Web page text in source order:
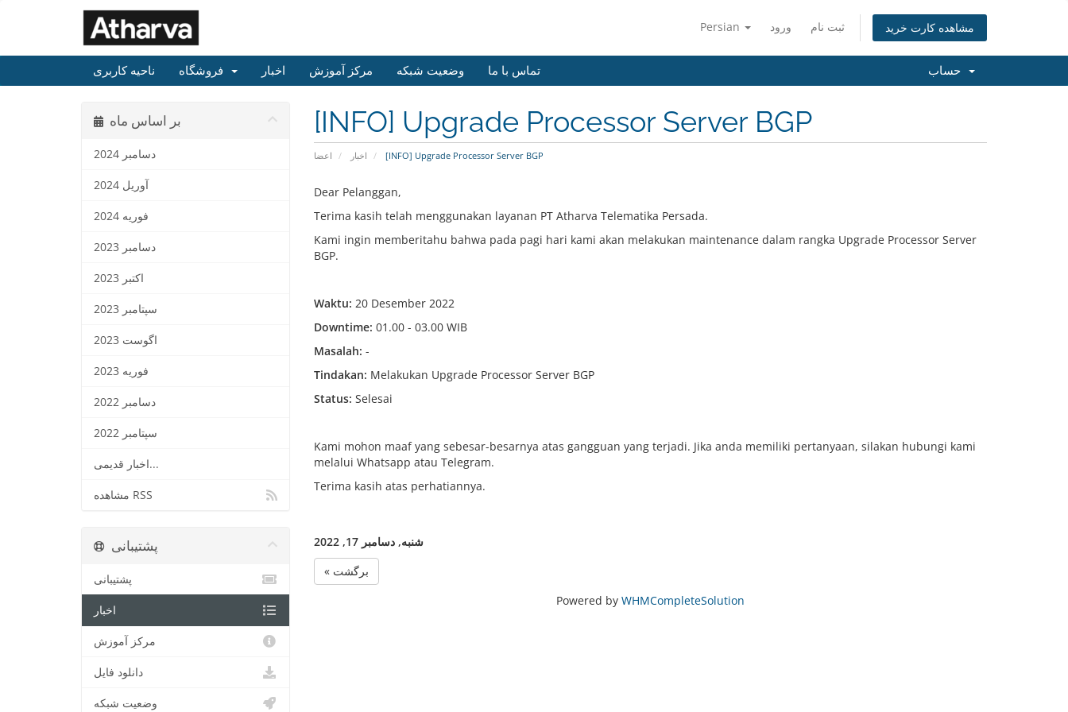
Persian ورود ثبت نام مشاهده کارت خرید
ناحیه کاربری اخبار مرکز آموزش وضعیت شبکه تماس با ما
[INFO] Upgrade Processor Server BGP
اعضا اخبار [INFO] Upgrade Processor Server BGP
بر اساس ماه
دسامبر 2024
آوریل 2024
فوریه 2024
دسامبر 2023
اکتبر 2023
سپتامبر 2023
اگوست 2023
فوریه 2023
دسامبر 2022
سپتامبر 2022
اخبار قدیمی...
مشاهده RSS
Dear Pelanggan,
Terima kasih telah menggunakan layanan PT Atharva Telematika Persada.
Kami ingin memberitahu bahwa pada pagi hari kami akan melakukan maintenance dalam rangka Upgrade Processor Server
BGP.
Waktu: 20 Desember 2022
Downtime: 01.00 - 03.00 WIB
Masalah: -
Tindakan: Melakukan Upgrade Processor Server BGP
Status: Selesai
Kami mohon maaf yang sebesar-besarnya atas gangguan yang terjadi. Jika anda memiliki pertanyaan, silakan hubungi kami
melalui Whatsapp atau Telegram.
Terima kasih atas perhatiannya.
شنبه, دسامبر 17, 2022
« برگشت
Powered by WHMCompleteSolution
پشتیبانی
پشتیبانی
اخبار
مرکز آموزش
دانلود فایل
وضعیت شبکه